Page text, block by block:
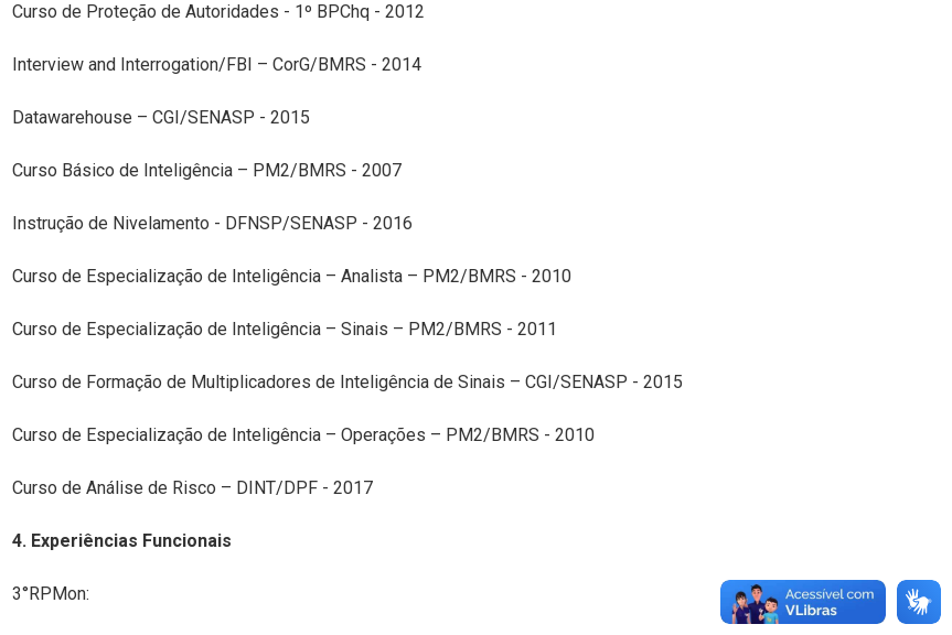
Curso de Proteção de Autoridades - 1º BPChq - 2012
Interview and Interrogation/FBI – CorG/BMRS - 2014
Datawarehouse – CGI/SENASP - 2015
Curso Básico de Inteligência – PM2/BMRS - 2007
Instrução de Nivelamento - DFNSP/SENASP - 2016
Curso de Especialização de Inteligência – Analista – PM2/BMRS - 2010
Curso de Especialização de Inteligência – Sinais – PM2/BMRS - 2011
Curso de Formação de Multiplicadores de Inteligência de Sinais – CGI/SENASP - 2015
Curso de Especialização de Inteligência – Operações – PM2/BMRS - 2010
Curso de Análise de Risco – DINT/DPF - 2017
4. Experiências Funcionais
3°RPMon: